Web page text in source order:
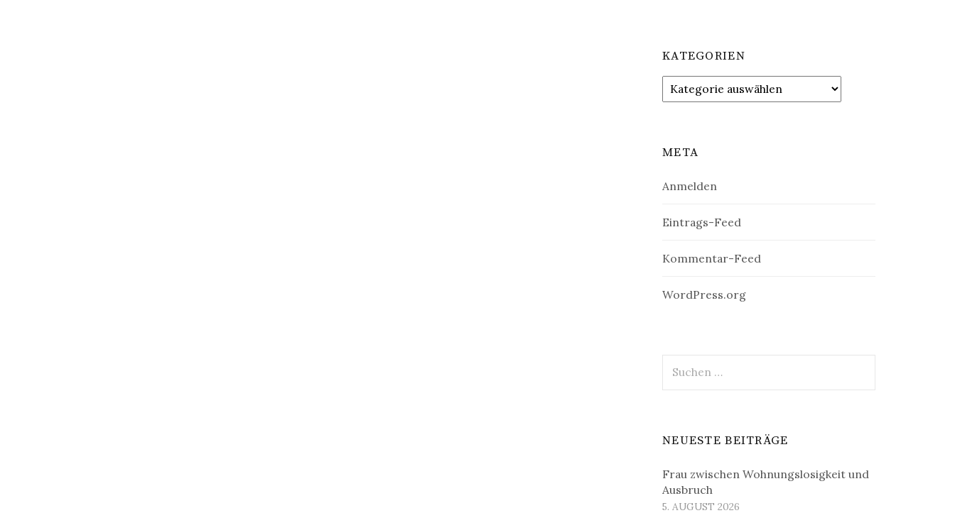
KATEGORIEN
Kategorien
META
Anmelden
Eintrags-Feed
Kommentar-Feed
WordPress.org
nach:
NEUESTE BEITRÄGE
Frau zwischen Wohnungslosigkeit und
Ausbruch
5. AUGUST 2026